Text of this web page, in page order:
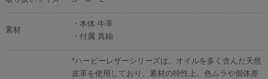
素材
・本体 牛革
・付属 真鍮
*ハービーレザーシリーズは、オイルを多く含んだ天然
皮革を使用しており、素材の特性上、色ムラや個体差